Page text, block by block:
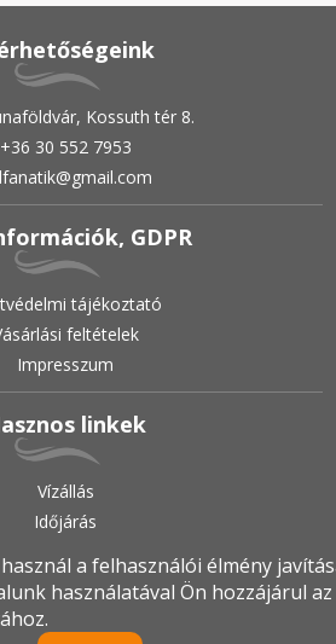
Kossuth tér 8.
+36 30 552 7953
GDPR
tájékoztató
feltételek
Impresszum
linkek
Vízállás
Időjárás
•Minden jog fenntartva!
a felhasználói élmény
használatával Ön hozzájárul az